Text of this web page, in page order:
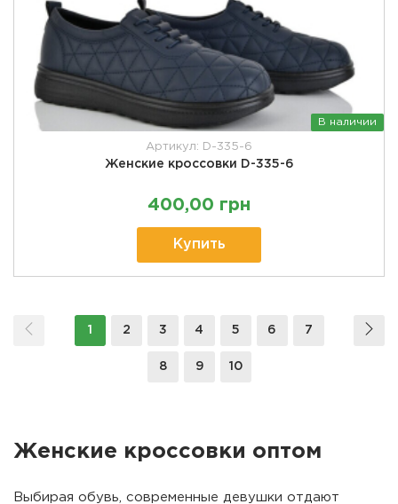
В наличии
Артикул: D-335-6
Женские кроссовки D-335-6
400,00 грн
Купить
1 2 3 4 5 6 7
8 9 10
Женские кроссовки оптом
Выбирая обувь, современные девушки отдают